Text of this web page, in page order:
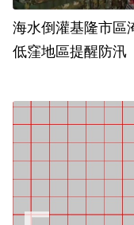
海水倒灌基隆市區
低窪地區提醒防汛